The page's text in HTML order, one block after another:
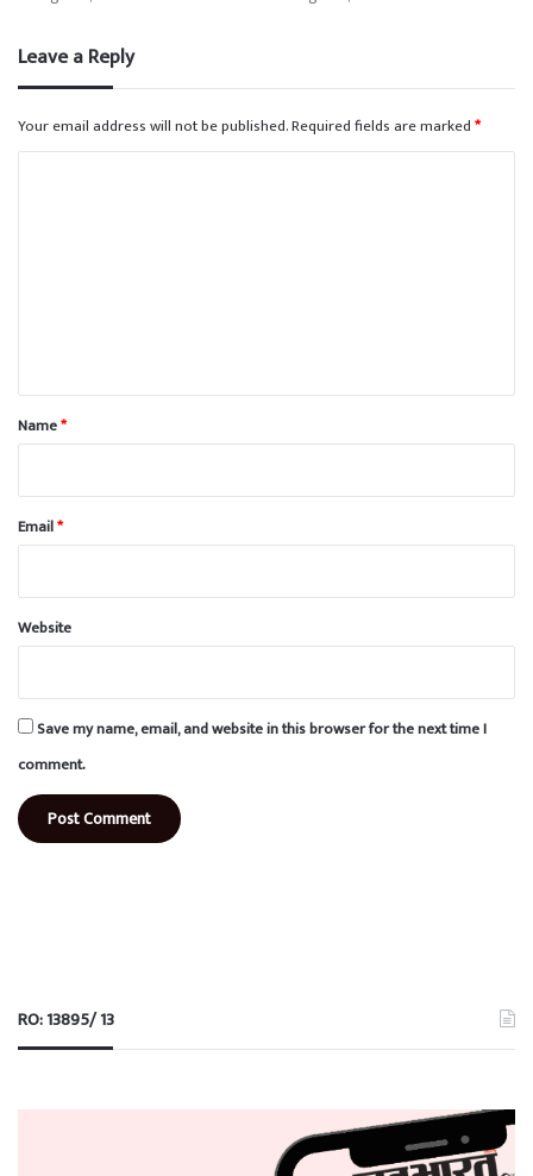
Leave a Reply
Your email address will not be published.Required fields are marked*
*
Name*
Email*
Website
Save my name, email, and website in this browser for the next time I
comment.
RO: 13895/ 13